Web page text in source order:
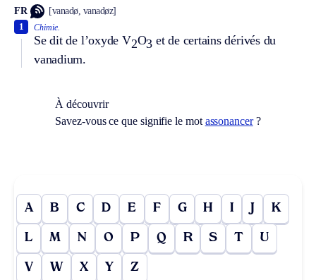
FR [vanadø, vanadøz]
Chimie.
Se dit de l’oxyde V2O3 et de certains dérivés du
vanadium.
1
À découvrir
Savez-vous ce que signifie le mot assonancer?
A B C D E F G H I J K
L M N O P Q R S T U
V W X Y Z